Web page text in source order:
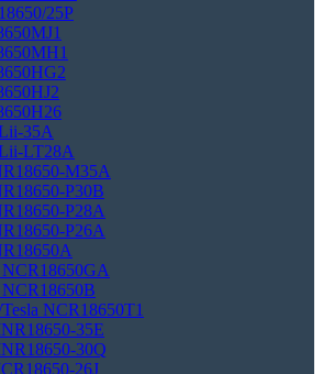
25P
35A
LT28A
M35A
P30B
P28A
P26A
NCR18650GA
NCR18650B
NCR18650T1
35E
30Q
26J